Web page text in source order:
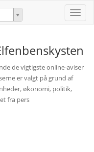
Toggle
de vigtigste online-aviser
er valgt på grund af
økonomi, politik,
fra pers